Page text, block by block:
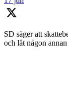
SD säger att
och låt någon